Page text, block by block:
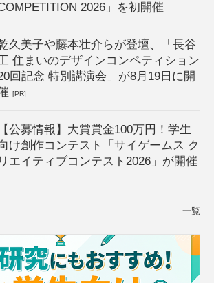
2026」を初開催
久美子や藤本壮介らが登壇、「長谷
住まいのデザインコンペティション
回記念 特別講演会」が8月19日に開
[PR]
【公募情報】大賞賞金100万円！学生
け創作コンテスト「サイゲームス ク
リエイティブコンテスト2026」が開催
一覧